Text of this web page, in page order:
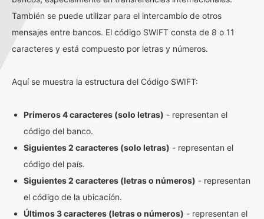
También se puede utilizar para el intercambio de otros
mensajes entre bancos. El código SWIFT consta de 8 o 11
caracteres y está compuesto por letras y números.
Aquí se muestra la estructura del Código SWIFT:
Primeros 4 caracteres (solo letras) - representan el
código del banco.
Siguientes 2 caracteres (solo letras) - representan el
código del país.
Siguientes 2 caracteres (letras o números) - representan
el código de la ubicación.
Últimos 3 caracteres (letras o números) - representan el